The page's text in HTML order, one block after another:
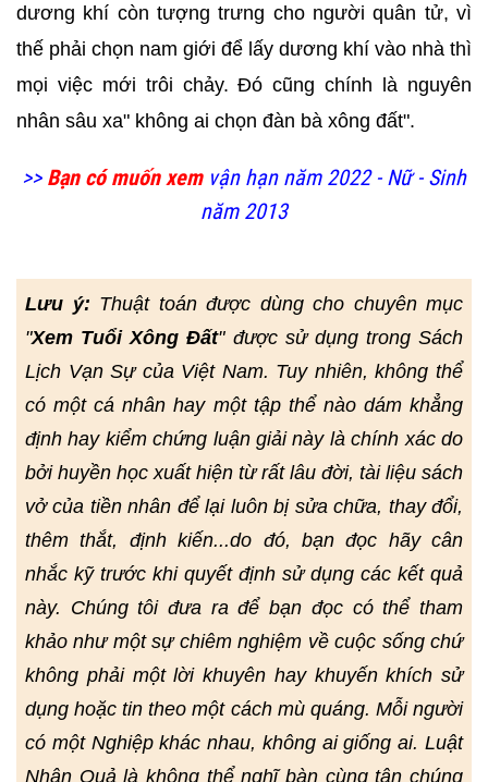
dương khí còn tượng trưng cho người quân tử, vì
thế phải chọn nam giới để lấy dương khí vào nhà thì
mọi việc mới trôi chảy. Đó cũng chính là nguyên
nhân sâu xa" không ai chọn đàn bà xông đất".
>> Bạn có muốn xemvận hạn năm 2022 - Nữ - Sinh
năm 2013
Lưu ý: Thuật toán được dùng cho chuyên mục
"Xem Tuổi Xông Đất" được sử dụng trong Sách
Lịch Vạn Sự của Việt Nam. Tuy nhiên, không thể
có một cá nhân hay một tập thể nào dám khẳng
định hay kiểm chứng luận giải này là chính xác do
bởi huyền học xuất hiện từ rất lâu đời, tài liệu sách
vở của tiền nhân để lại luôn bị sửa chữa, thay đổi,
thêm thắt, định kiến...do đó, bạn đọc hãy cân
nhắc kỹ trước khi quyết định sử dụng các kết quả
này. Chúng tôi đưa ra để bạn đọc có thể tham
khảo như một sự chiêm nghiệm về cuộc sống chứ
không phải một lời khuyên hay khuyến khích sử
dụng hoặc tin theo một cách mù quáng. Mỗi người
có một Nghiệp khác nhau, không ai giống ai. Luật
Nhân Quả là không thể nghĩ bàn cùng tận chúng